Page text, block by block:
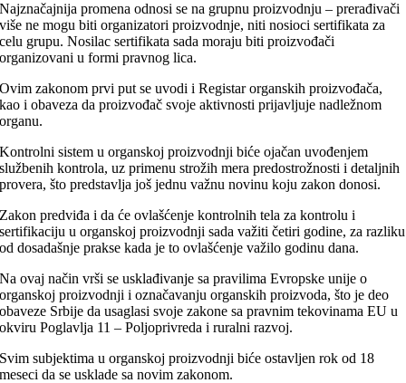
Najznačajnija promena odnosi se na grupnu proizvodnju – prerađivači
više ne mogu biti organizatori proizvodnje, niti nosioci sertifikata za
celu grupu. Nosilac sertifikata sada moraju biti proizvođači
organizovani u formi pravnog lica.
Ovim zakonom prvi put se uvodi i Registar organskih proizvođača,
kao i obaveza da proizvođač svoje aktivnosti prijavljuje nadležnom
organu.
Kontrolni sistem u organskoj proizvodnji biće ojačan uvođenjem
službenih kontrola, uz primenu strožih mera predostrožnosti i detaljnih
provera, što predstavlja još jednu važnu novinu koju zakon donosi.
Zakon predviđa i da će ovlašćenje kontrolnih tela za kontrolu i
sertifikaciju u organskoj proizvodnji sada važiti četiri godine, za razliku
od dosadašnje prakse kada je to ovlašćenje važilo godinu dana.
Na ovaj način vrši se usklađivanje sa pravilima Evropske unije o
organskoj proizvodnji i označavanju organskih proizvoda, što je deo
obaveze Srbije da usaglasi svoje zakone sa pravnim tekovinama EU u
okviru Poglavlja 11 – Poljoprivreda i ruralni razvoj.
Svim subjektima u organskoj proizvodnji biće ostavljen rok od 18
meseci da se usklade sa novim zakonom.